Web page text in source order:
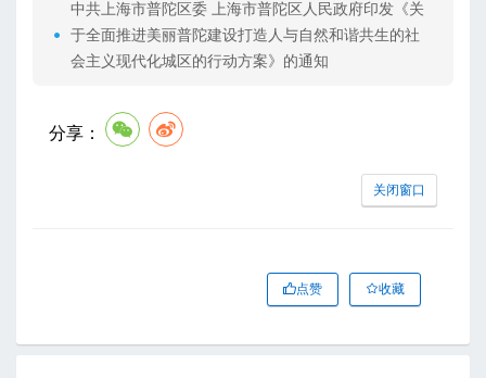
中共上海市普陀区委 上海市普陀区人民政府印发《关
于全面推进美丽普陀建设打造人与自然和谐共生的社
会主义现代化城区的行动方案》的通知
分享：
关闭窗口
点赞 收藏